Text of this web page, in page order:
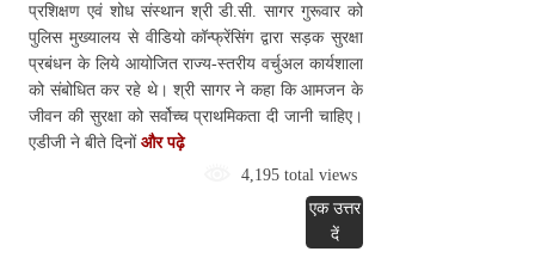
प्रशिक्षण एवं शोध संस्थान श्री डी.सी. सागर गुरूवार को
पुलिस मुख्यालय से वीडियो कॉन्फ्रेंसिंग द्वारा सड़क सुरक्षा
प्रबंधन के लिये आयोजित राज्य-स्तरीय वर्चुअल कार्यशाला
को संबोधित कर रहे थे। श्री सागर ने कहा कि आमजन के
जीवन की सुरक्षा को सर्वोच्च प्राथमिकता दी जानी चाहिए।
एडीजी ने बीते दिनों और पढ़े
4,195 total views
एक उत्तर
दें